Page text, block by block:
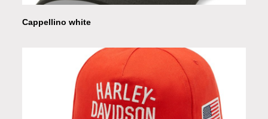
Cappellino white